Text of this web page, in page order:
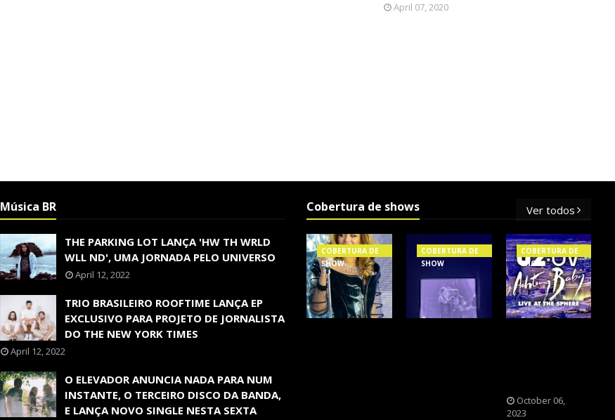
April 07, 2020
Música BR
THE PARKING LOT LANÇA 'HW TH WRLD
WLL ND', UMA JORNADA PELO UNIVERSO
April 12, 2022
TRIO BRASILEIRO ROOFTIME LANÇA EP
EXCLUSIVO PARA PROJETO DE JORNALISTA
DO THE NEW YORK TIMES
April 12, 2022
O ELEVADOR ANUNCIA NADA PARA NUM
INSTANTE, O TERCEIRO DISCO DA BANDA,
E LANÇA NOVO SINGLE NESTA SEXTA
Cobertura de shows Ver todos
COBERTURA DE
SHOW
COBERTURA DE
SHOW
COBERTURA DE
SHOW
October 06,
2023